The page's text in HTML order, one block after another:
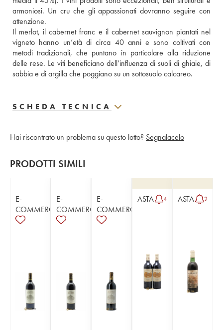
armoniosi. Un cru che gli appassionati dovranno seguire con
attenzione.
Il merlot, il cabernet franc e il cabernet sauvignon piantati nel
vigneto hanno un’età di circa 40 anni e sono coltivati con
metodi tradizionali, che puntano in particolare alla riduzione
delle rese. Le viti beneficiano dell’influenza di suoli di ghiaie, di
sabbia e di argilla che poggiano su un sottosuolo calcareo.
SCHEDA TECNICA
Hai riscontrato un problema su questo lotto? Segnalacelo
PRODOTTI SIMILI
E-
COMMERCE
E-
COMMERCE
E-
COMMERCE
ASTA 4 ASTA 2